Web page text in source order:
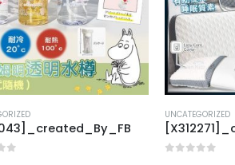
UNCATEGORIZED